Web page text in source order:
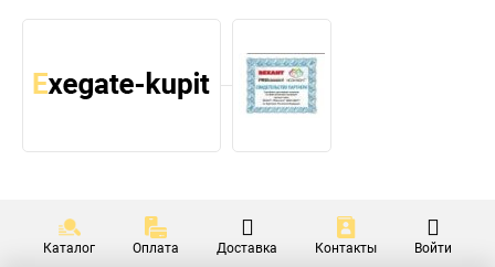
Каталог Оплата Доставка Контакты Войти